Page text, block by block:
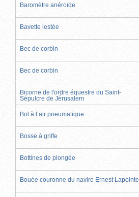
Baromètre anéroïde
Bavette lestée
Bec de corbin
Bec de corbin
Bicorne de l'ordre équestre du Saint-
Sépulcre de Jérusalem
Bol à l’air pneumatique
Bosse à griffe
Bottines de plongée
Bouée couronne du navire Ernest Lapointe